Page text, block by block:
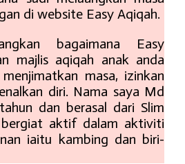
di website Easy Aqiqah.
bagaimana Easy
majlis aqiqah anak anda
masa, izinkan
diri. Nama saya Md
dan berasal dari Slim
bergiat aktif dalam aktiviti
iaitu kambing dan biri-